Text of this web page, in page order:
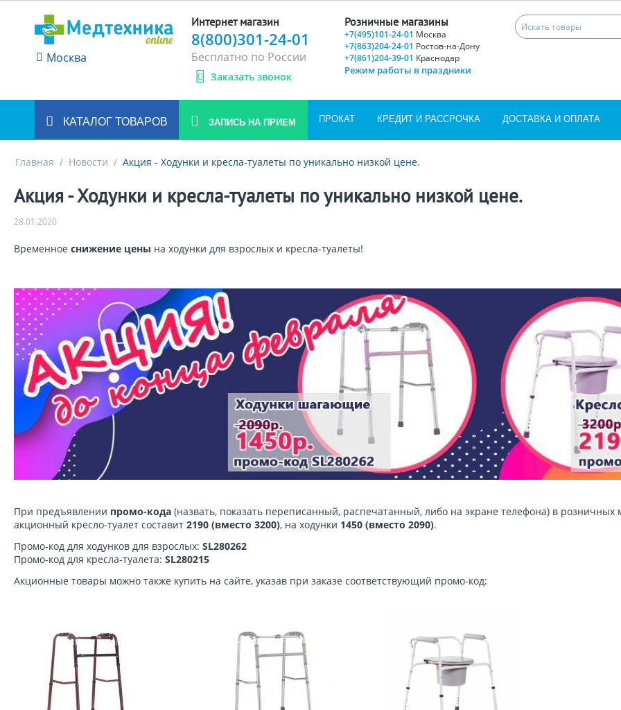
Москва
Интернет магазин
8(800)301-24-01
Бесплатно по России
Заказать звонок
Розничные магазины
+7(495)101-24-01 Москва
+7(863)204-24-01 Ростов-на-Дону
+7(861)204-39-01 Краснодар
Режим работы в праздники
КАТАЛОГ ТОВАРОВ ЗАПИСЬ НА ПРИЕМ ПРОКАТ КРЕДИТ И РАССРОЧКА ДОСТАВКА И ОПЛАТА
Главная / Новости / Акция - Ходунки и кресла-туалеты по уникально низкой цене.
Акция - Ходунки и кресла-туалеты по уникально низкой цене.
28.01.2020
Временное снижение цены на ходунки для взрослых и кресла-туалеты!
При предъявлении промо-кода (назвать, показать переписанный, распечатанный, либо на экране телефона) в розничных
акционный кресло-туалет составит 2190 (вместо 3200), на ходунки 1450 (вместо 2090).
Промо-код для ходунков для взрослых: SL280262
Промо-код для кресла-туалета: SL280215
Акционные товары можно также купить на сайте, указав при заказе соответствующий промо-код: